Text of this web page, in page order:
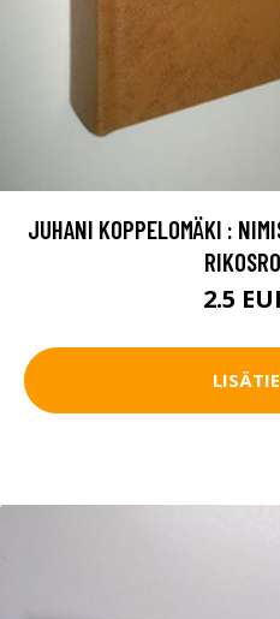
JUHANI KOPPELOMÄKI :
2.5